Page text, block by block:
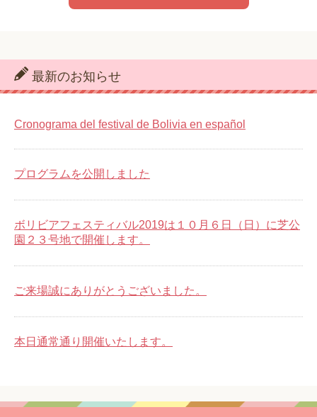
最新のお知らせ
Cronograma del festival de Bolivia en español
プログラムを公開しました
ボリビアフェスティバル2019は１０月６日（日）に芝公
園２３号地で開催します。
ご来場誠にありがとうございました。
本日通常通り開催いたします。